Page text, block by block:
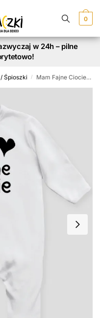
0
w 24h – pilne
Śpioszki / Mam Fajne Ciocie – śpioszek z napisami